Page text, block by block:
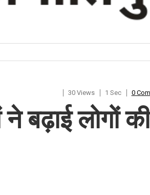
30 Views 1 Sec 0
बढ़ाई लोगों की